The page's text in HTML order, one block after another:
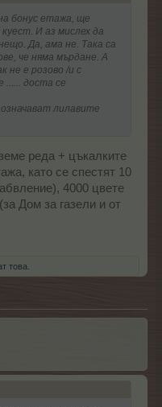
бонус етажа, ще
И аз мислех да
Да, ама не. Така са
че няма мърдане. А
не е розово /и с
...... доста се
лилавите
реда + цъкалките
като се спестят 10
4000 цвете
Дом за газели и от
това.